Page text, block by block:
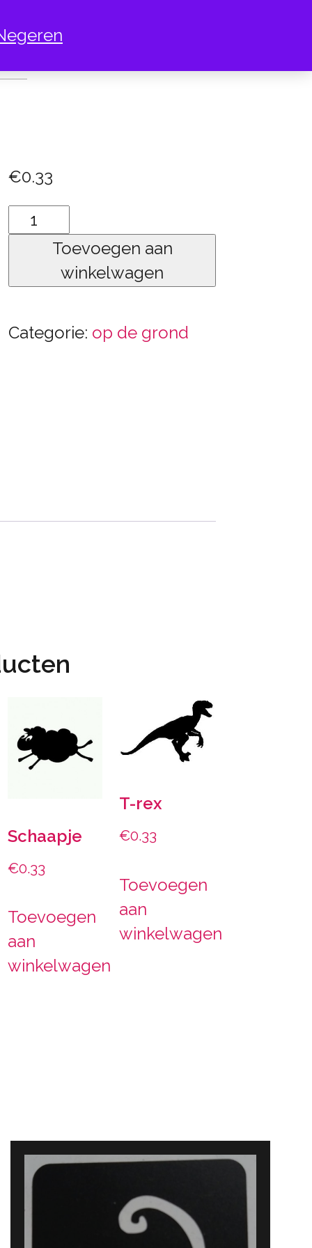
€0.33
panter
aantalToevoegen aan
winkelwagen
Categorie: op de grond
Schaapje
€0.33
Toevoegen
aan
winkelwagen
T-rex
€0.33
Toevoegen
aan
winkelwagen